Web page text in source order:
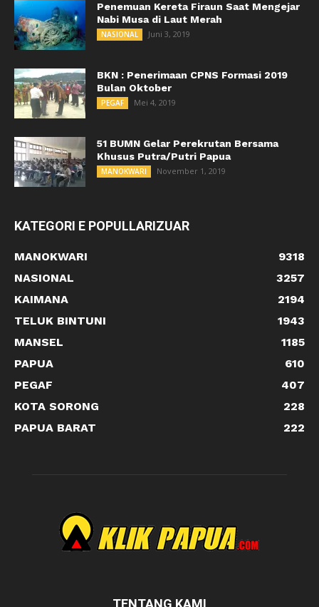
Penemuan Kereta Firaun Saat Mengejar
Nabi Musa di Laut Merah
NASIONAL Juni 3, 2019
BKN : Penerimaan CPNS Formasi 2019
Bulan Oktober
PEGAF Mei 4, 2019
51 BUMN Gelar Perekrutan Bersama
Khusus Putra/Putri Papua
MANOKWARI November 1, 2019
KATEGORI E POPULLARIZUAR
MANOKWARI
9318
NASIONAL
3257
KAIMANA
2194
TELUK BINTUNI
1943
MANSEL
1185
PAPUA
610
PEGAF
407
KOTA SORONG
228
PAPUA BARAT
222
TENTANG KAMI